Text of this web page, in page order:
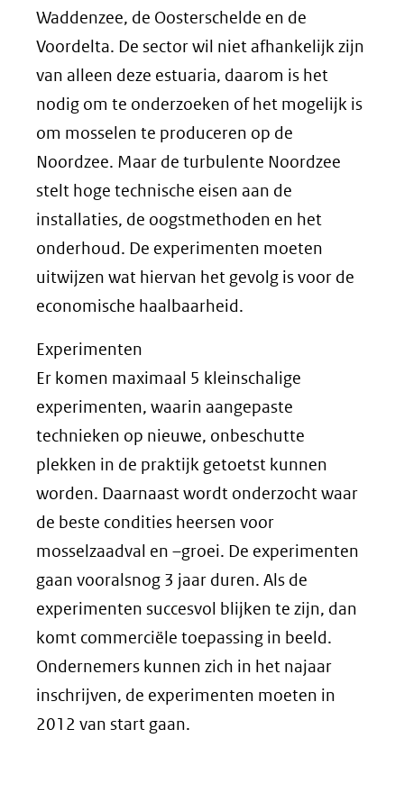
Waddenzee, de Oosterschelde en de
Voordelta. De sector wil niet afhankelijk zijn
van alleen deze estuaria, daarom is het
nodig om te onderzoeken of het mogelijk is
om mosselen te produceren op de
Noordzee. Maar de turbulente Noordzee
stelt hoge technische eisen aan de
installaties, de oogstmethoden en het
onderhoud. De experimenten moeten
uitwijzen wat hiervan het gevolg is voor de
economische haalbaarheid.
Experimenten
Er komen maximaal 5 kleinschalige
experimenten, waarin aangepaste
technieken op nieuwe, onbeschutte
plekken in de praktijk getoetst kunnen
worden. Daarnaast wordt onderzocht waar
de beste condities heersen voor
mosselzaadval en –groei. De experimenten
gaan vooralsnog 3 jaar duren. Als de
experimenten succesvol blijken te zijn, dan
komt commerciële toepassing in beeld.
Ondernemers kunnen zich in het najaar
inschrijven, de experimenten moeten in
2012 van start gaan.